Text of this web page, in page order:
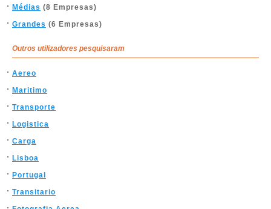
Médias (8 Empresas)
Grandes (6 Empresas)
Outros utilizadores pesquisaram
Aereo
Maritimo
Transporte
Logistica
Carga
Lisboa
Portugal
Transitario